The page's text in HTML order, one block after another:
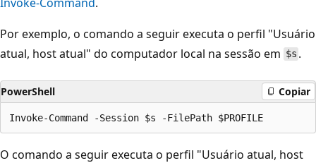
Por exemplo, o comando a seguir executa o perfil "Usuário
atual, host atual" do computador local na sessão em $s .
PowerShell Copiar
O comando a seguir executa o perfil "Usuário atual, host